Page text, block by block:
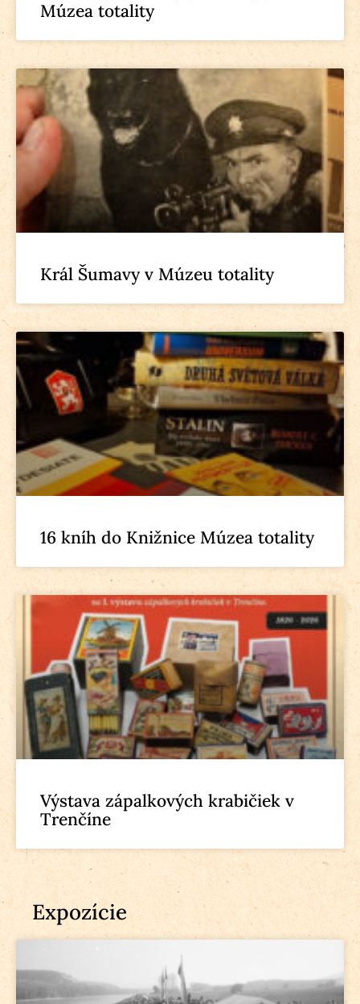
Múzea totality
Král Šumavy v Múzeu totality
16 kníh do Knižnice Múzea totality
Výstava zápalkových krabičiek v
Trenčíne
Expozície